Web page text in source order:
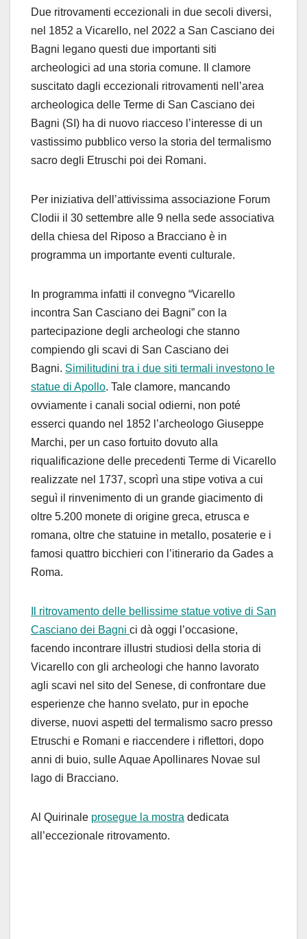
Due ritrovamenti eccezionali in due secoli diversi,
nel 1852 a Vicarello, nel 2022 a San Casciano dei
Bagni legano questi due importanti siti
archeologici ad una storia comune. Il clamore
suscitato dagli eccezionali ritrovamenti nell’area
archeologica delle Terme di San Casciano dei
Bagni (SI) ha di nuovo riacceso l’interesse di un
vastissimo pubblico verso la storia del termalismo
sacro degli Etruschi poi dei Romani.
Per iniziativa dell’attivissima associazione Forum
Clodii il 30 settembre alle 9 nella sede associativa
della chiesa del Riposo a Bracciano è in
programma un importante eventi culturale.
In programma infatti il convegno “Vicarello
incontra San Casciano dei Bagni” con la
partecipazione degli archeologi che stanno
compiendo gli scavi di San Casciano dei
Bagni. Similitudini tra i due siti termali investono le
statue di Apollo. Tale clamore, mancando
ovviamente i canali social odierni, non poté
esserci quando nel 1852 l’archeologo Giuseppe
Marchi, per un caso fortuito dovuto alla
riqualificazione delle precedenti Terme di Vicarello
realizzate nel 1737, scoprì una stipe votiva a cui
seguì il rinvenimento di un grande giacimento di
oltre 5.200 monete di origine greca, etrusca e
romana, oltre che statuine in metallo, posaterie e i
famosi quattro bicchieri con l’itinerario da Gades a
Roma.
Il ritrovamento delle bellissime statue votive di San
Casciano dei Bagni ci dà oggi l’occasione,
facendo incontrare illustri studiosi della storia di
Vicarello con gli archeologi che hanno lavorato
agli scavi nel sito del Senese, di confrontare due
esperienze che hanno svelato, pur in epoche
diverse, nuovi aspetti del termalismo sacro presso
Etruschi e Romani e riaccendere i riflettori, dopo
anni di buio, sulle Aquae Apollinares Novae sul
lago di Bracciano.
Al Quirinale prosegue la mostra dedicata
all’eccezionale ritrovamento.